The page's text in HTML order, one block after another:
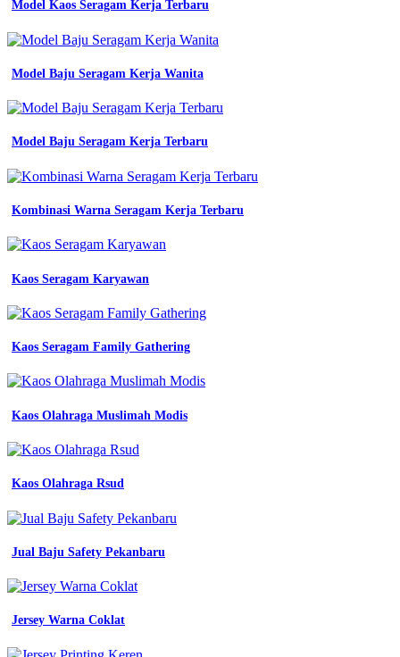
Model Kaos Seragam Kerja Terbaru
Model Baju Seragam Kerja Wanita
Model Baju Seragam Kerja Terbaru
Kombinasi Warna Seragam Kerja Terbaru
Kaos Seragam Karyawan
Kaos Seragam Family Gathering
Kaos Olahraga Muslimah Modis
Kaos Olahraga Rsud
Jual Baju Safety Pekanbaru
Jersey Warna Coklat